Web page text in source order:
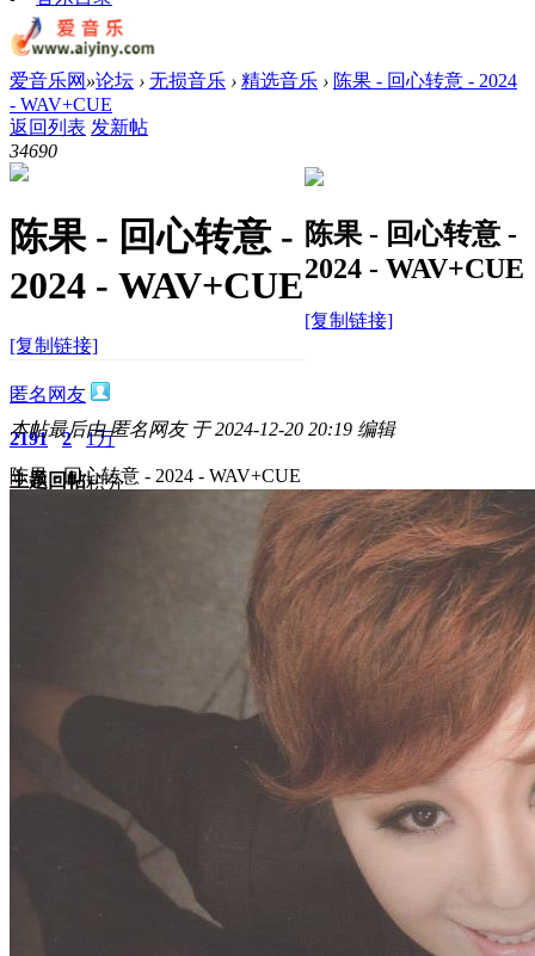
爱音乐网 »论坛 › 无损音乐 › 精选音乐 › 陈果 - 回心转意 - 2024
- WAV+CUE
返回列表 发新帖
34690
陈果 - 回心转意 -
2024 - WAV+CUE
[复制链接]
陈果 - 回心转意 -
2024 - WAV+CUE
[复制链接]
匿名网友
2191
主题
2
回帖
1万
积分
显示全部楼层 / 阅读模式
本帖最后由 匿名网友 于 2024-12-20 20:19 编辑
陈果 - 回心转意 - 2024 - WAV+CUE